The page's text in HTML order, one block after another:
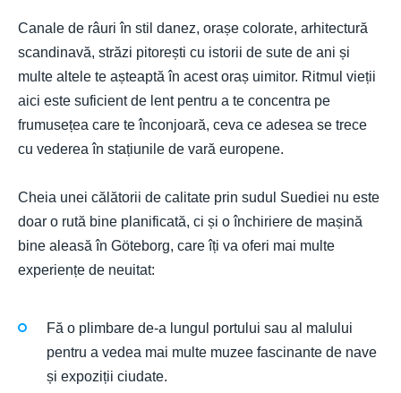
Canale de râuri în stil danez, orașe colorate, arhitectură
scandinavă, străzi pitorești cu istorii de sute de ani și
multe altele te așteaptă în acest oraș uimitor. Ritmul vieții
aici este suficient de lent pentru a te concentra pe
frumusețea care te înconjoară, ceva ce adesea se trece
cu vederea în stațiunile de vară europene.
Cheia unei călătorii de calitate prin sudul Suediei nu este
doar o rută bine planificată, ci și o închiriere de mașină
bine aleasă în Göteborg, care îți va oferi mai multe
experiențe de neuitat:
Fă o plimbare de-a lungul portului sau al malului
pentru a vedea mai multe muzee fascinante de nave
și expoziții ciudate.